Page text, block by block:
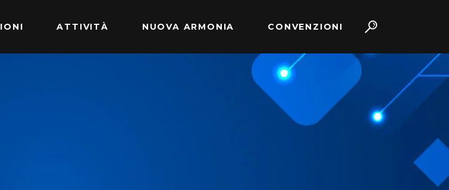
ATTIVITÀ NUOVA ARMONIA CONVENZIONI